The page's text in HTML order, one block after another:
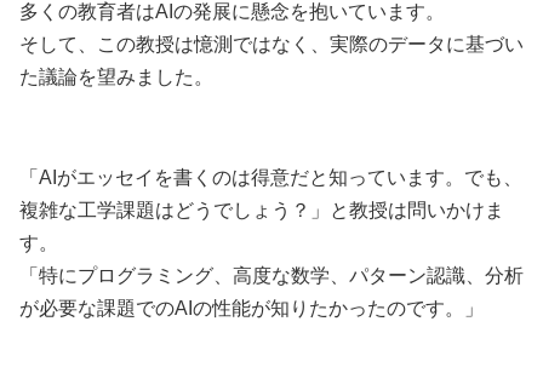
多くの教育者はAIの発展に懸念を抱いています。
そして、この教授は憶測ではなく、実際のデータに基づい
た議論を望みました。
「AIがエッセイを書くのは得意だと知っています。でも、
複雑な工学課題はどうでしょう？」と教授は問いかけま
す。
「特にプログラミング、高度な数学、パターン認識、分析
が必要な課題でのAIの性能が知りたかったのです。」